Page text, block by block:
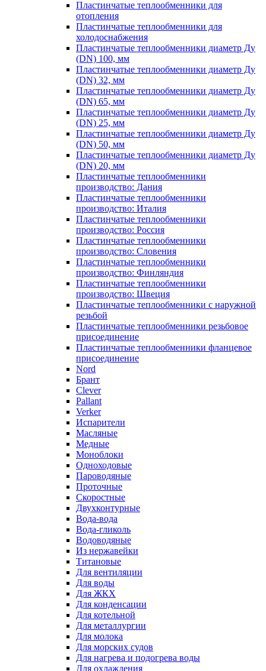
Пластинчатые теплообменники для
отопления
Пластинчатые теплообменники для
холодоснабжения
Пластинчатые теплообменники диаметр Ду
(DN) 100, мм
Пластинчатые теплообменники диаметр Ду
(DN) 32, мм
Пластинчатые теплообменники диаметр Ду
(DN) 65, мм
Пластинчатые теплообменники диаметр Ду
(DN) 25, мм
Пластинчатые теплообменники диаметр Ду
(DN) 50, мм
Пластинчатые теплообменники диаметр Ду
(DN) 20, мм
Пластинчатые теплообменники
производство: Дания
Пластинчатые теплообменники
производство: Италия
Пластинчатые теплообменники
производство: Россия
Пластинчатые теплообменники
производство: Словения
Пластинчатые теплообменники
производство: Финляндия
Пластинчатые теплообменники
производство: Швеция
Пластинчатые теплообменники с наружной
резьбой
Пластинчатые теплообменники резьбовое
присоединение
Пластинчатые теплообменники фланцевое
присоединение
Nord
Брант
Clever
Pallant
Verker
Испарители
Масляные
Медные
Моноблоки
Одноходовые
Пароводяные
Проточные
Скоростные
Двухконтурные
Вода-вода
Вода-гликоль
Водоводяные
Из нержавейки
Титановые
Для вентиляции
Для воды
Для ЖКХ
Для конденсации
Для котельной
Для металлургии
Для молока
Для морских судов
Для нагрева и подогрева воды
Для охлаждения